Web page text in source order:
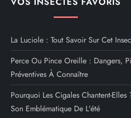
La Luciole : Tout Savoir Sur Cet
Perce Ou Pince Oreille : Dangers,
Préventives À Connaître
Pourquoi Les Cigales Chantent-Elles
Son Emblématique De L'été